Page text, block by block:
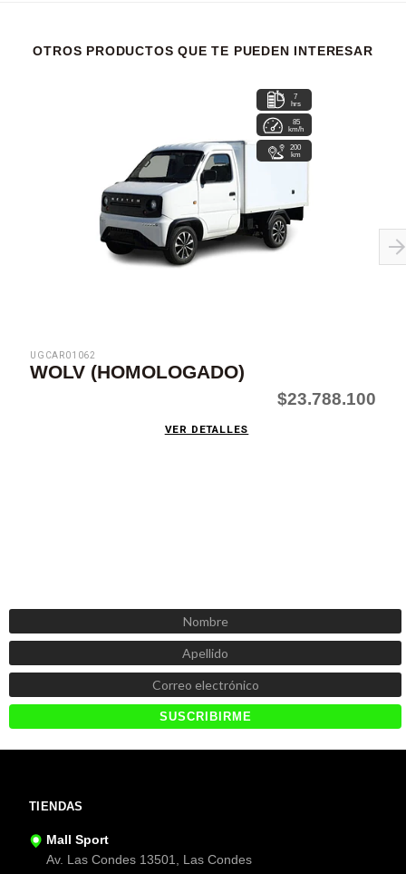
OTROS PRODUCTOS QUE TE PUEDEN INTERESAR
7
hrs
85
km/h
200
km
UGCAR01062
WOLV (HOMOLOGADO)
$23.788.100
VER DETALLES
TIENDAS
Mall Sport
Av. Las Condes 13501, Las Condes